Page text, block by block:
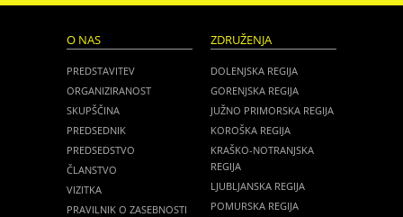
O NAS
PREDSTAVITEV
ORGANIZIRANOST
SKUPŠČINA
PREDSEDNIK
PREDSEDSTVO
ČLANSTVO
VIZITKA
PRAVILNIK O ZASEBNOSTI
ZDRUŽENJA
DOLENJSKA REGIJA
GORENJSKA REGIJA
JUŽNO PRIMORSKA REGIJA
KOROŠKA REGIJA
KRAŠKO-NOTRANJSKA
REGIJA
LJUBLJANSKA REGIJA
POMURSKA REGIJA